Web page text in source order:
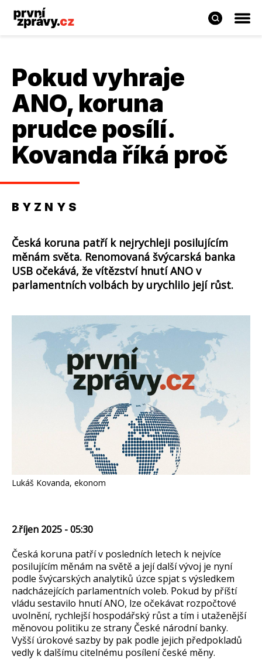
Pokud vyhraje
ANO, koruna
prudce posílí.
Kovanda říká proč
BYZNYS
Česká koruna patří k nejrychleji posilujícím
měnám světa. Renomovaná švýcarská banka
USB očekává, že vítězství hnutí ANO v
parlamentních volbách by urychlilo její růst.
Lukáš Kovanda, ekonom
2.říjen 2025 - 05:30
Česká koruna patří v posledních letech k nejvíce
posilujícím měnám na světě a její další vývoj je nyní
podle švýcarských analytiků úzce spjat s výsledkem
nadcházejících parlamentních voleb. Pokud by příští
vládu sestavilo hnutí ANO, lze očekávat rozpočtové
uvolnění, rychlejší hospodářský růst a tím i utaženější
měnovou politiku ze strany České národní banky.
Vyšší úrokové sazby by pak podle jejich předpokladů
vedly k dalšímu citelnému posílení české měny.